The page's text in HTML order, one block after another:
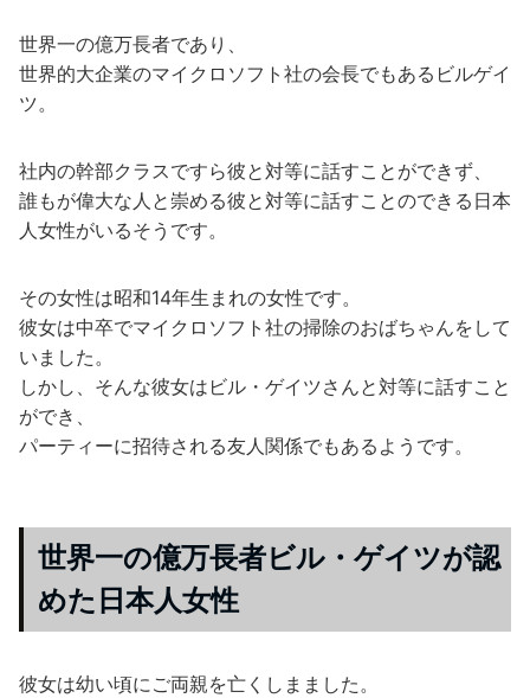
世界一の億万長者であり、
世界的大企業のマイクロソフト社の会長でもあるビルゲイ
ツ。
社内の幹部クラスですら彼と対等に話すことができず、
誰もが偉大な人と崇める彼と対等に話すことのできる日本
人女性がいるそうです。
その女性は昭和14年生まれの女性です。
彼女は中卒でマイクロソフト社の掃除のおばちゃんをして
いました。
しかし、そんな彼女はビル・ゲイツさんと対等に話すこと
ができ、
パーティーに招待される友人関係でもあるようです。
世界一の億万長者ビル・ゲイツが認
めた日本人女性
彼女は幼い頃にご両親を亡くしまました。